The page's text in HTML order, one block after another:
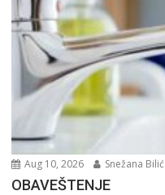
Aug 10, 2026 Snežana Bilić
OBAVEŠTENJE